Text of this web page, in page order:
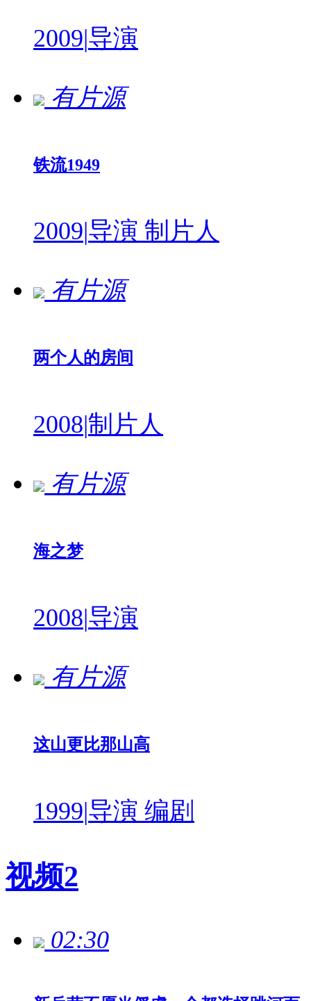
2009|导演
有片源
铁流1949
2009|导演 制片人
有片源
两个人的房间
2008|制片人
有片源
海之梦
2008|导演
有片源
这山更比那山高
1999|导演 编剧
视频2
02:30